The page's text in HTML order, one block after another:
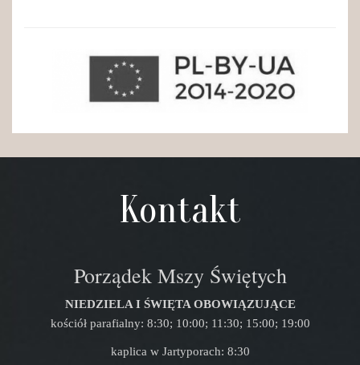
Kontakt
Porządek Mszy Świętych
NIEDZIELA I ŚWIĘTA OBOWIĄZUJĄCE
kościół parafialny: 8:30; 10:00; 11:30; 15:00; 19:00
kaplica w Jartyporach: 8:30